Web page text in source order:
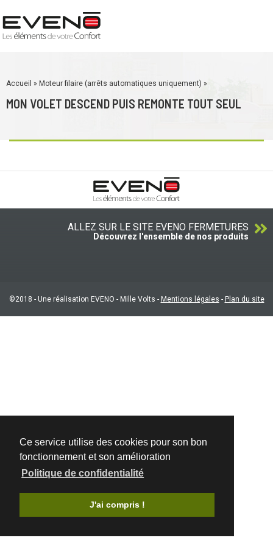
Ce service utilise des cookies pour son bon
fonctionnement et son amélioration
Politique de confidentialité
J'ai compris !
Accueil » Moteur filaire (arrêts automatiques uniquement) »
MON VOLET DESCEND PUIS REMONTE TOUT SEUL
ALLEZ SUR LE SITE EVENO FERMETURES
Découvrez l'ensemble de nos produits
©2018 - Une réalisation EVENO - Mille Volts - Mentions légales - Plan du site